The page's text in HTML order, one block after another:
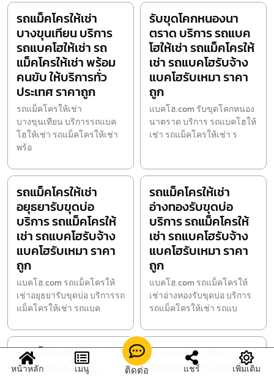
รถแม็คโครให้เช่า
บางขุนเทียน บริการ
รถแบคโฮให้เช่า รถ
แม็คโครให้เช่า พร้อม
คนขับ ให้บริการทั่ว
ประเทศ ราคาถูก
รถแม็คโครให้เช่า
บางขุนเทียน บริการรถแบค
โฮให้เช่า รถแม็คโครให้เช่า
พร้อ
รับขุดโคกหนองนา
ตราด บริการ รถแบค
โฮให้เช่า รถแม็คโครให้
เช่า รถแบคโฮรับจ้าง
แบคโฮรับเหมา ราคา
ถูก
แบคโฮ.com รับขุดโคกหนอง
นาตราด บริการ รถแบคโฮให้
เช่า รถแม็คโครให้เช่า ร
รถแม็คโครให้เช่า
อยุธยารับขุดบ่อ
บริการ รถแม็คโครให้
เช่า รถแบคโฮรับจ้าง
แบคโฮรับเหมา ราคา
ถูก
แบคโฮ.com รถแม็คโครให้
เช่าอยุธยารับขุดบ่อ บริการรถ
แม็คโครให้เช่า รถแบค
รถแม็คโครให้เช่า
อ่างทองรับขุดบ่อ
บริการ รถแม็คโครให้
เช่า รถแบคโฮรับจ้าง
แบคโฮรับเหมา ราคา
ถูก
แบคโฮ.com รถแม็คโครให้
เช่าอ่างทองรับขุดบ่อ บริการ
รถแม็คโครให้เช่า รถแบ
รถแม็คโครให้เช่า
สิงห์บุรีรับรื้อถอน
รถแบคโฮรับจ้าง
อยุธยารับขุดโคก
หน้าหลัก เมนู ติดต่อ แชร์ เพิ่มเติม